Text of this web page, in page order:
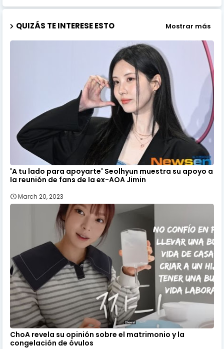
QUIZÁS TE INTERESE ESTO Mostrar más
'A tu lado para apoyarte' Seolhyun muestra su apoyo a
la reunión de fans de la ex-AOA Jimin
March 20, 2023
ChoA revela su opinión sobre el matrimonio y la
congelación de óvulos